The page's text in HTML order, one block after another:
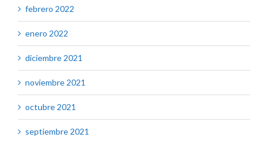
febrero 2022
enero 2022
diciembre 2021
noviembre 2021
octubre 2021
septiembre 2021